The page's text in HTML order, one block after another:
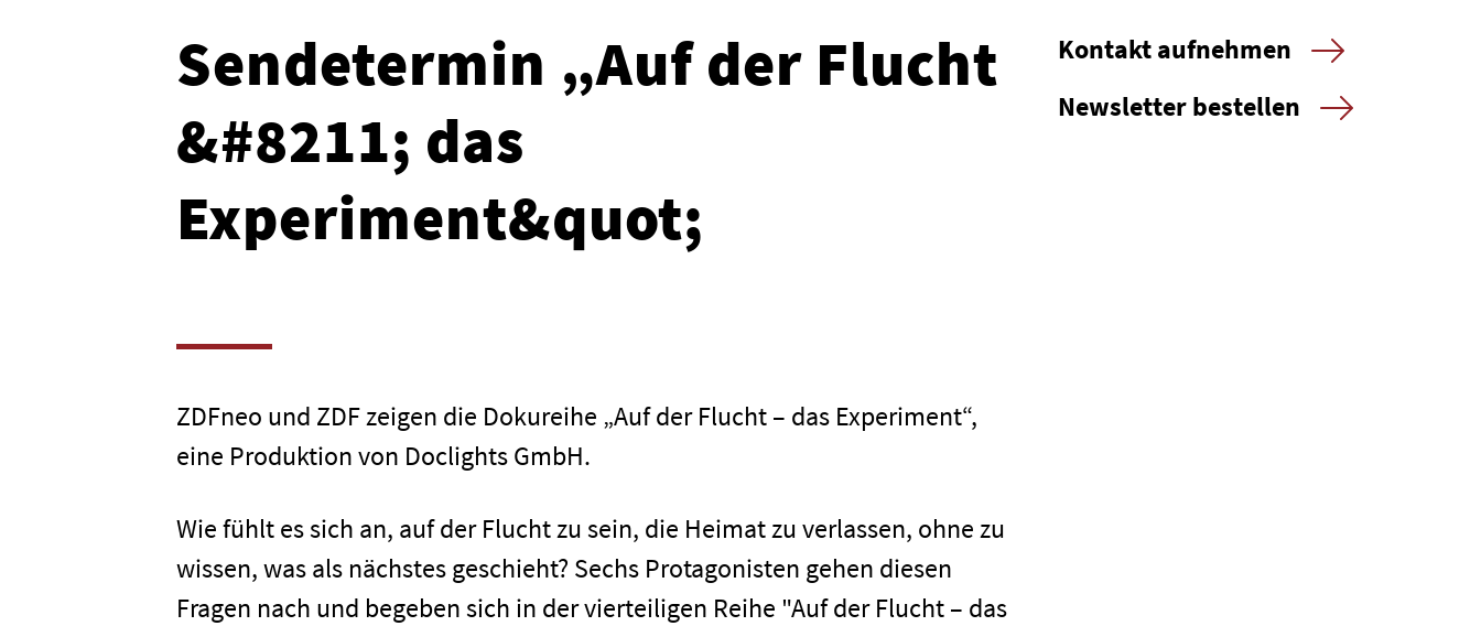
Sendetermin „Auf der Flucht
&#8211; das
Experiment&quot;
ZDFneo und ZDF zeigen die Dokureihe „Auf der Flucht – das Experiment“,
eine Produktion von Doclights GmbH.
Wie fühlt es sich an, auf der Flucht zu sein, die Heimat zu verlassen, ohne zu
wissen, was als nächstes geschieht? Sechs Protagonisten gehen diesen
Fragen nach und begeben sich in der vierteiligen Reihe "Auf der Flucht – das
Kontakt aufnehmen
Newsletter bestellen